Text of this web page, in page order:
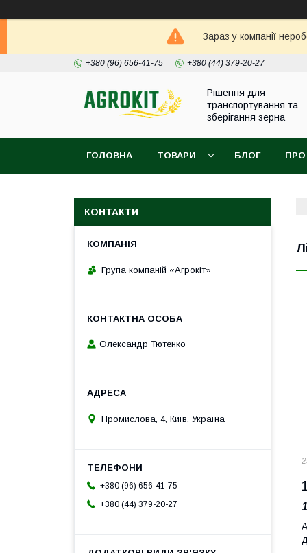
Зараз у компанії
+380 (96) 656-41-75 +380 (44) 379-20-27
Рішення для
транспортування та
зберігання зерна
ГОЛОВНА ТОВАРИ БЛОГ
КОНТАКТИ
Група компаній «Агрокіт»
Олександр Тютенко
Промислова, 4, Київ, Україна
+380 (96) 656-41-75
+380 (44) 379-20-27